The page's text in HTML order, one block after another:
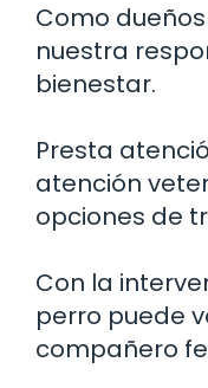
Como
nuestra
bienestar.
Presta
atención
opciones de
Con la
perro puede
compañero